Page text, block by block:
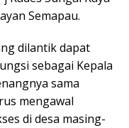
Semapau.
dilantik dapat
sebagai Kepala
sama
mengawal
di desa masing-